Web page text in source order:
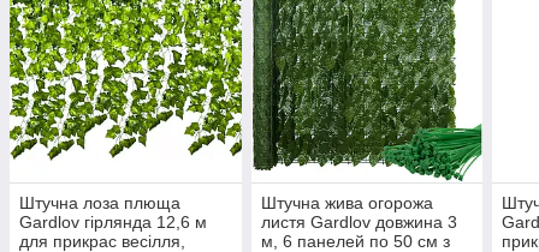
Штучна лоза плюща
Gardlov гірлянда 12,6 м
для прикрас весілля,
Штучна жива огорожа
листя Gardlov довжина 3
м, 6 панелей по 50 см з